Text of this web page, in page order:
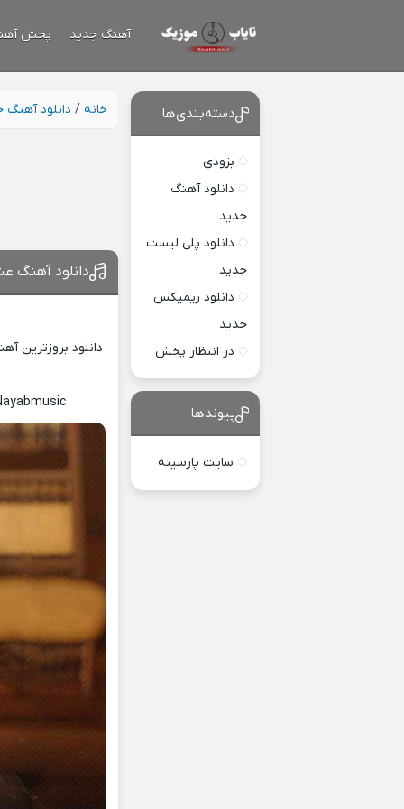
آهنگ جدید پخش
خانه / دانلود آهنگ
دانلود آهنگ
دانلود بروزترین
دسته‌بندی‌ها
بزودی
دانلود آهنگ
جدید
دانلود پلی لیست
جدید
دانلود ریمیکس
جدید
در انتظار پخش
پیوندها
سایت پارسینه